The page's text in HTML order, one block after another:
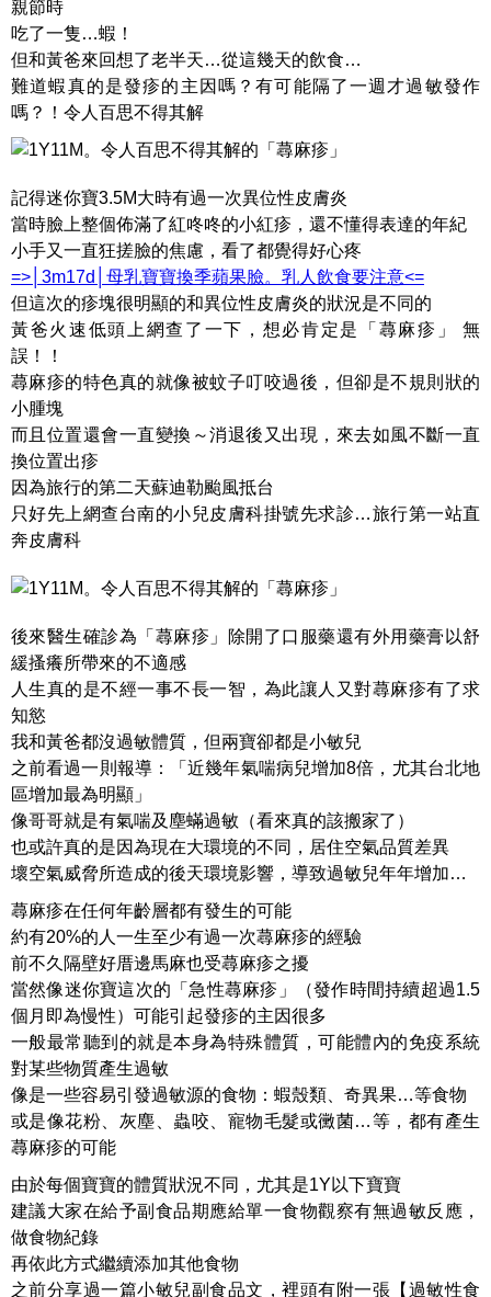
親節時
吃了一隻…蝦！
但和黃爸來回想了老半天…從這幾天的飲食…
難道蝦真的是發疹的主因嗎？有可能隔了一週才過敏發作
嗎？！令人百思不得其解
記得迷你寶3.5M大時有過一次異位性皮膚炎
當時臉上整個佈滿了紅咚咚的小紅疹，還不懂得表達的年紀
小手又一直狂搓臉的焦慮，看了都覺得好心疼
=>│3m17d│母乳寶寶換季蘋果臉。乳人飲食要注意<=
但這次的疹塊很明顯的和異位性皮膚炎的狀況是不同的
黃爸火速低頭上網查了一下，想必肯定是「蕁麻疹」 無
誤！！
蕁麻疹的特色真的就像被蚊子叮咬過後，但卻是不規則狀的
小腫塊
而且位置還會一直變換～消退後又出現，來去如風不斷一直
換位置出疹
因為旅行的第二天蘇迪勒颱風抵台
只好先上網查台南的小兒皮膚科掛號先求診…旅行第一站直
奔皮膚科
後來醫生確診為「蕁麻疹」除開了口服藥還有外用藥膏以舒
緩搔癢所帶來的不適感
人生真的是不經一事不長一智，為此讓人又對蕁麻疹有了求
知慾
我和黃爸都沒過敏體質，但兩寶卻都是小敏兒
之前看過一則報導：「近幾年氣喘病兒增加8倍，尤其台北地
區增加最為明顯」
像哥哥就是有氣喘及塵蟎過敏（看來真的該搬家了）
也或許真的是因為現在大環境的不同，居住空氣品質差異
壞空氣威脅所造成的後天環境影響，導致過敏兒年年增加…
蕁麻疹在任何年齡層都有發生的可能
約有20%的人一生至少有過一次蕁麻疹的經驗
前不久隔壁好厝邊馬麻也受蕁麻疹之擾
當然像迷你寶這次的「急性蕁麻疹」（發作時間持續超過1.5
個月即為慢性）可能引起發疹的主因很多
一般最常聽到的就是本身為特殊體質，可能體內的免疫系統
對某些物質產生過敏
像是一些容易引發過敏源的食物：蝦殼類、奇異果…等食物
或是像花粉、灰塵、蟲咬、寵物毛髮或黴菌…等，都有產生
蕁麻疹的可能
由於每個寶寶的體質狀況不同，尤其是1Y以下寶寶
建議大家在給予副食品期應給單一食物觀察有無過敏反應，
做食物紀錄
再依此方式繼續添加其他食物
之前分享過一篇小敏兒副食品文，裡頭有附一張【過敏性食